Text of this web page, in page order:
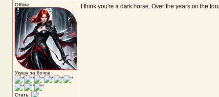
Offline
Укушу за бочок
Стать:
I think you're a dark horse. Over the years on the